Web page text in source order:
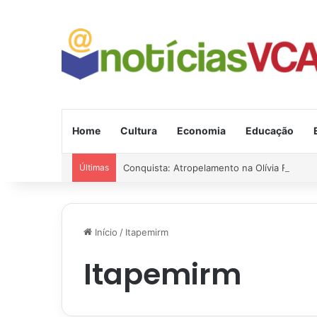
Home Cultura Economia Educação
Últimas Conquista: Atropelamento na Olívia Flores;
Início / Itapemirm
Itapemirm